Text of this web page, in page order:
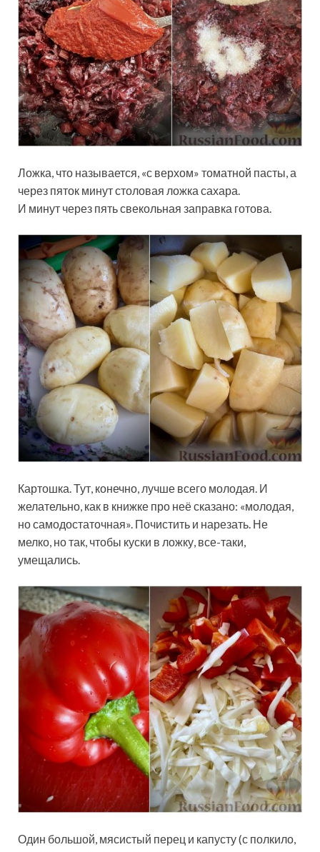
Ложка, что называется, «с верхом» томатной пасты, а
через пяток минут столовая ложка сахара.
И минут через пять свекольная заправка готова.
Картошка. Тут, конечно, лучше всего молодая. И
желательно, как в книжке про неё сказано: «молодая,
но самодостаточная». Почистить и нарезать. Не
мелко, но так, чтобы куски в ложку, все-таки,
умещались.
Один большой, мясистый перец и капусту (с полкило,